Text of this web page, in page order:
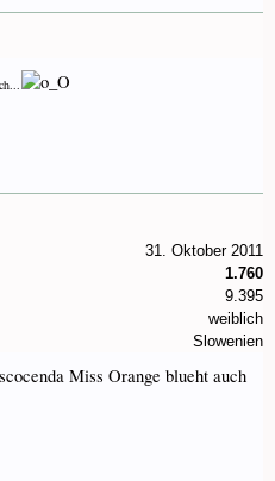
31. Oktober 2011
1.760
9.395
weiblich
Slowenien
Miss Orange blueht auch